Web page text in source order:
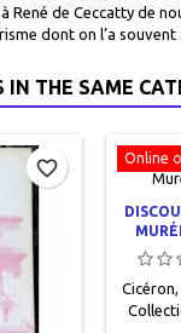
à René de Ceccatty de
dont on l’a souvent
IN THE SAME
favorite_border Online